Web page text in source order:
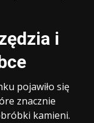
i
pojawiło się
znacznie
kamieni.